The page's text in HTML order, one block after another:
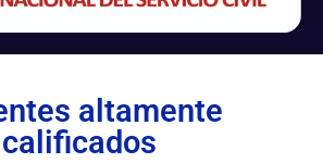
altamente
calificados